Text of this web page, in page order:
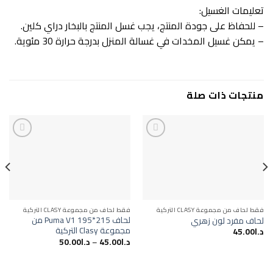
تعليمات الغسيل:
– للحفاظ على جودة المنتج، يجب غسل المنتج بالبخار دراي كلين.
– يمكن غسيل المخدات في غسالة المنزل بدرجة حرارة 30 مئوية.
منتجات ذات صلة
فقط لحاف من مجموعة CLASY التركية
لحاف مفرد لون زهري
د.ا45.00
Add to
wishlist
فقط لحاف من مجموعة CLASY التركية
لحاف Puma V1 195*215 من
مجموعة Clasy التركية
د.ا45.00
–د.ا50.00